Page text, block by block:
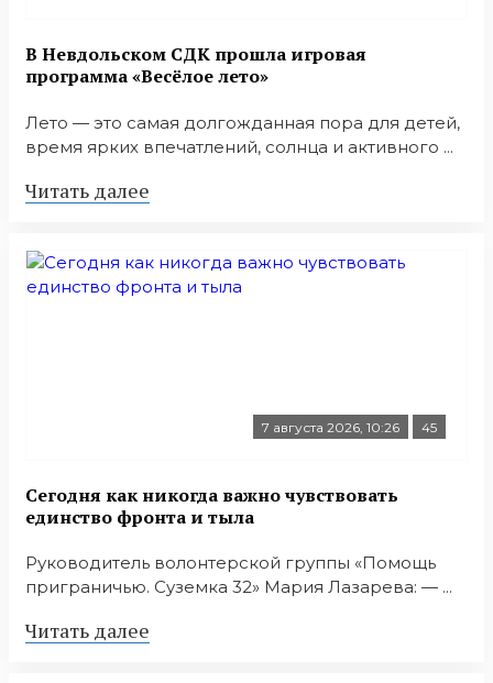
В Невдольском СДК прошла игровая
программа «Весёлое лето»
Лето — это самая долгожданная пора для детей,
время ярких впечатлений, солнца и активного ...
Читать далее
7 августа 2026, 10:26 45
Сегодня как никогда важно чувствовать
единство фронта и тыла
Руководитель волонтерской группы «Помощь
приграничью. Суземка 32» Мария Лазарева: — ...
Читать далее